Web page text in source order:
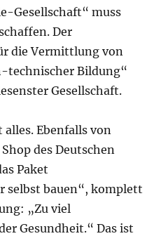
Gesellschaft“ muss
Der
die Vermittlung von
technischer Bildung“
Gesellschaft.
Ebenfalls von
des Deutschen
Paket
selbst bauen“, komplett
„Zu viel
Gesundheit.“ Das ist